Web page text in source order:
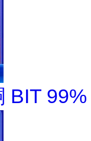
BIT 99%